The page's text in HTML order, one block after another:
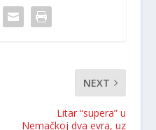
NEXT
Litar “supera” u
Nemačkoj dva evra, uz